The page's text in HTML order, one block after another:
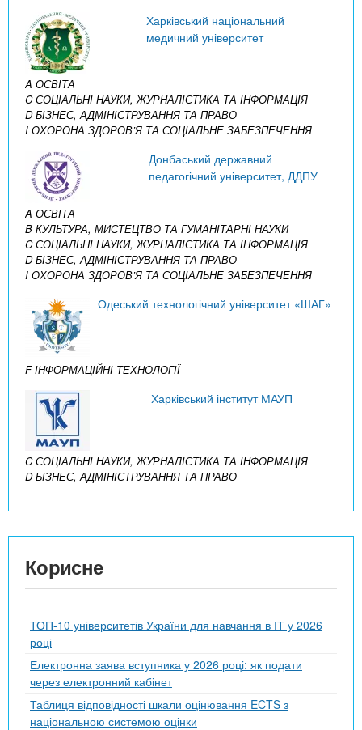
Харківський національний
медичний університет
A ОСВІТА
C СОЦІАЛЬНІ НАУКИ, ЖУРНАЛІСТИКА ТА ІНФОРМАЦІЯ
D БІЗНЕС, АДМІНІСТРУВАННЯ ТА ПРАВО
I ОХОРОНА ЗДОРОВ’Я ТА СОЦІАЛЬНЕ ЗАБЕЗПЕЧЕННЯ
Донбаський державний
педагогічний університет, ДДПУ
A ОСВІТА
B КУЛЬТУРА, МИСТЕЦТВО ТА ГУМАНІТАРНІ НАУКИ
C СОЦІАЛЬНІ НАУКИ, ЖУРНАЛІСТИКА ТА ІНФОРМАЦІЯ
D БІЗНЕС, АДМІНІСТРУВАННЯ ТА ПРАВО
I ОХОРОНА ЗДОРОВ’Я ТА СОЦІАЛЬНЕ ЗАБЕЗПЕЧЕННЯ
Одеський технологічний університет «ШАГ»
F ІНФОРМАЦІЙНІ ТЕХНОЛОГІЇ
Харківський інститут МАУП
C СОЦІАЛЬНІ НАУКИ, ЖУРНАЛІСТИКА ТА ІНФОРМАЦІЯ
D БІЗНЕС, АДМІНІСТРУВАННЯ ТА ПРАВО
Корисне
ТОП-10 університетів України для навчання в ІТ у 2026
році
Електронна заява вступника у 2026 році: як подати
через електронний кабінет
Таблиця відповідності шкали оцінювання ECTS з
національною системою оцінки